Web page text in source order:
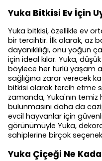
Yuka Bitkisi Ev İçin
Yuka bitkisi, özellikle ev
bir tercihtir. İlk olarak, az
dayanıklılığı, onu yoğun
için ideal kılar. Yuka,
böylece her türlü yaşam
sağlığına zarar verecek
bitkisi olarak tercih etme
zamanda, Yuka'nın
bulunmasını daha da
evcil hayvanlar için
görünümüyle Yuka,
sahiplerine birçok
Yuka Çiçeği Ne